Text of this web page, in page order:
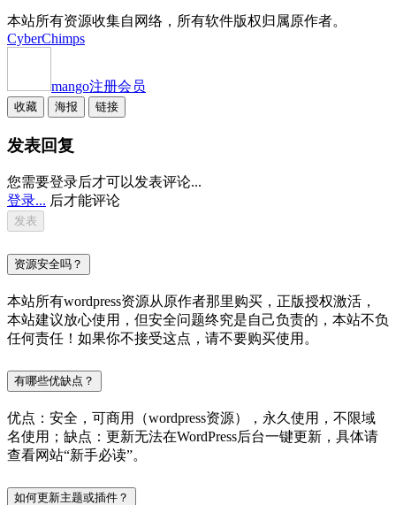
本站所有资源收集自网络，所有软件版权归属原作者。
CyberChimps
mango注册会员
收藏 海报 链接
发表回复
您需要登录后才可以发表评论...
登录... 后才能评论
资源安全吗？
本站所有wordpress资源从原作者那里购买，正版授权激活，
本站建议放心使用，但安全问题终究是自己负责的，本站不负
任何责任！如果你不接受这点，请不要购买使用。
有哪些优缺点？
优点：安全，可商用（wordpress资源），永久使用，不限域
名使用；缺点：更新无法在WordPress后台一键更新，具体请
查看网站“新手必读”。
如何更新主题或插件？